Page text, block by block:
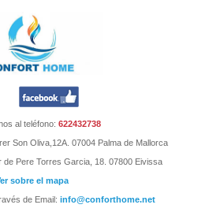
al teléfono: 622432738
Son Oliva,12A. 07004 Palma de Mallorca
de Pere Torres Garcia, 18. 07800 Eivissa
sobre el mapa
de Email: info@conforthome.net